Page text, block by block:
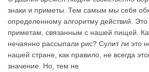
знаки и приметы. Тем самым мы себя
определенному алгоритму действий. Это
приметам, связанным с нашей пищей.
нечаянно рассыпали рис? Сулит ли это
нашей стране, как правило, не всегда
значение. Но, тем не